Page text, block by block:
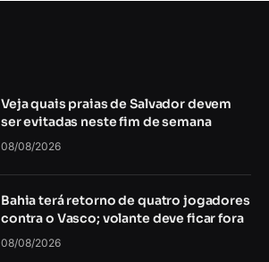
Veja quais praias de Salvador devem
ser evitadas neste fim de semana
08/08/2026
Bahia terá retorno de quatro jogadores
contra o Vasco; volante deve ficar fora
08/08/2026